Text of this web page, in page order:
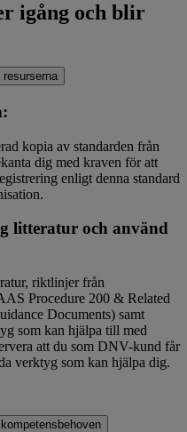
igång och blir
kopia av standarden från
dig med kraven för att
enligt denna standard
litteratur och använd
riktlinjer från
Procedure 200 & Related
Documents) samt
som kan hjälpa till med
att du som DNV-kund får
verktyg som kan hjälpa dig.